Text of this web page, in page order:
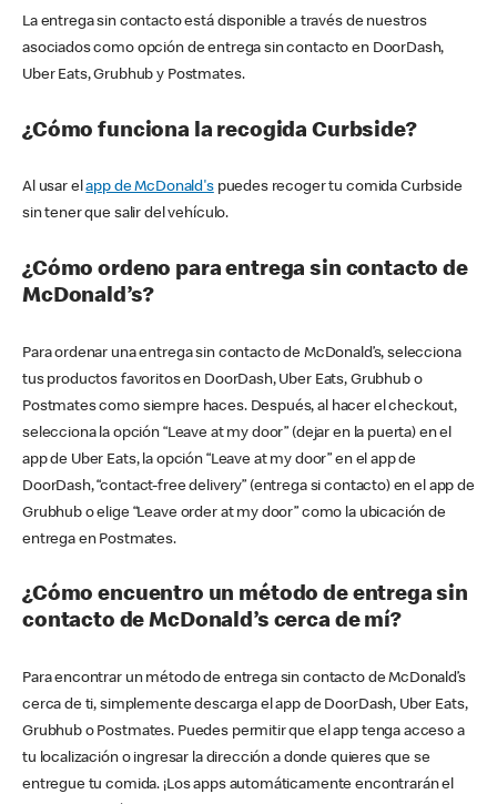
La entrega sin contacto está disponible a través de nuestros
asociados como opción de entrega sin contacto en DoorDash,
Uber Eats, Grubhub y Postmates.
¿Cómo funciona la recogida Curbside?
Al usar elapp de McDonald'spuedes recoger tu comida Curbside
sin tener que salir del vehículo.
¿Cómo ordeno para entrega sin contacto de
McDonald’s?
Para ordenar una entrega sin contacto de McDonald’s, selecciona
tus productos favoritos en DoorDash, Uber Eats, Grubhub o
Postmates como siempre haces. Después, al hacer el checkout,
selecciona la opción “Leave at my door” (dejar en la puerta) en el
app de Uber Eats, la opción “Leave at my door” en el app de
DoorDash, “contact-free delivery” (entrega si contacto) en el app de
Grubhub o elige “Leave order at my door” como la ubicación de
entrega en Postmates.
¿Cómo encuentro un método de entrega sin
contacto de McDonald’s cerca de mí?
Para encontrar un método de entrega sin contacto de McDonald’s
cerca de ti, simplemente descarga el app de DoorDash, Uber Eats,
Grubhub o Postmates. Puedes permitir que el app tenga acceso a
tu localización o ingresar la dirección a donde quieres que se
entregue tu comida. ¡Los apps automáticamente encontrarán el